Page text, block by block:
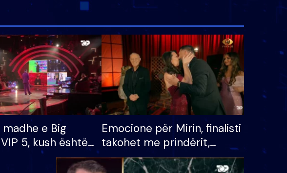
madhe e Big
5, kush është
parë që lë shtëpinë
Emocione për Mirin, finalisti
takohet me prindërit,
vajzën dhe bashkëshorten: